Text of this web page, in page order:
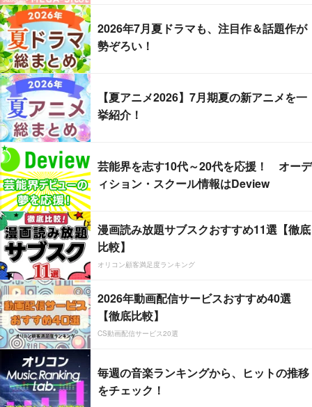
2026年7月夏ドラマも、注目作＆話題作が
勢ぞろい！
【夏アニメ2026】7月期夏の新アニメを一
挙紹介！
芸能界を志す10代～20代を応援！ オーデ
ィション・スクール情報はDeview
漫画読み放題サブスクおすすめ11選【徹底
比較】
オリコン顧客満足度ランキング
2026年動画配信サービスおすすめ40選
【徹底比較】
CS動画配信サービス20選
毎週の音楽ランキングから、ヒットの推移
をチェック！